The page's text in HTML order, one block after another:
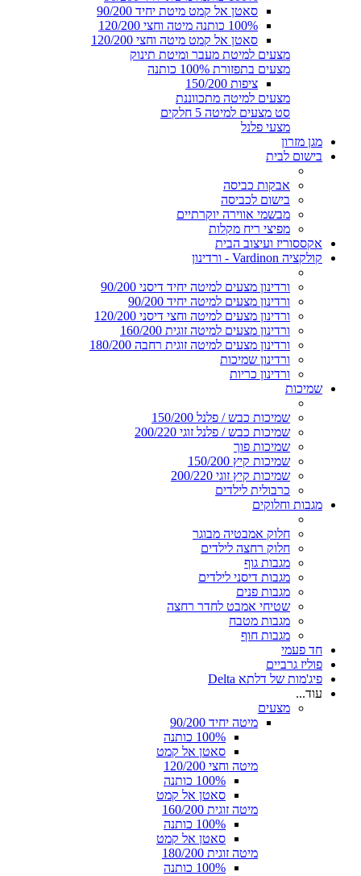
סאטן אל קמט מיטת יחיד 90/200
100% כותנה מיטה וחצי 120/200
סאטן אל קמט מיטה וחצי 120/200
מצעים למיטת מעבר ומיטת תינוק
מצעים בתפזורת 100% כותנה
ציפות 150/200
מצעים למיטה מתכווננת
סט מצעים למיטה 5 חלקים
מצעי פלנל
מגן מזרון
בישום לבית
אבקות כביסה
בישום לכביסה
מבשמי אווירה יוקרתיים
מפיצי ריח מקלות
אקססוריז ועיצוב הבית
קולקציה Vardinon - ורדינון
ורדינון מצעים למיטה יחיד דיסני 90/200
ורדינון מצעים למיטה יחיד 90/200
ורדינון מצעים למיטה וחצי דיסני 120/200
ורדינון מצעים למיטה זוגית 160/200
ורדינון מצעים למיטה זוגית רחבה 180/200
ורדינון שמיכות
ורדינון כריות
שמיכות
שמיכות כבש / פלנל 150/200
שמיכות כבש / פלנל זוגי 200/220
שמיכות פוך
שמיכות קיץ 150/200
שמיכות קיץ זוגי 200/220
כרבולית לילדים
מגבות וחלוקים
חלוק אמבטיה מבוגר
חלוק רחצה לילדים
מגבות גוף
מגבות דיסני לילדים
מגבות פנים
שטיחי אמבט לחדר רחצה
מגבות מטבח
מגבות חוף
חד פעמי
פוליז גרביים
פיג'מות של דלתא Delta
עוד...
מצעים
מיטה יחיד 90/200
100% כותנה
סאטן אל קמט
מיטה וחצי 120/200
100% כותנה
סאטן אל קמט
מיטה זוגית 160/200
100% כותנה
סאטן אל קמט
מיטה זוגית 180/200
100% כותנה